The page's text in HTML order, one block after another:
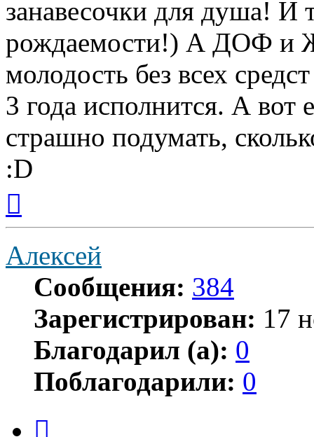
занавесочки для душа! И
рождаемости!) А ДОФ и
молодость без всех
3 года исполнится. А
страшно подумать,
:D
началу
Алексей
Сообщения: 384
Зарегистрирован: 17
Благодарил (а): 0
Поблагодарили: 0